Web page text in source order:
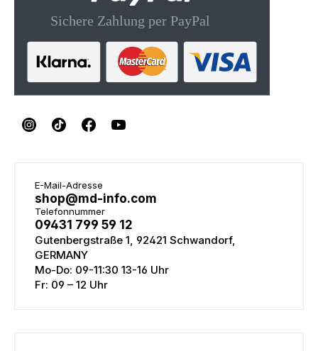
E-Mail-Adresse
shop@md-info.com
Telefonnummer
09431 799 59 12
Gutenbergstraße 1, 92421 Schwandorf,
GERMANY
Mo-Do: 09-11:30 13-16 Uhr
Fr: 09 – 12 Uhr